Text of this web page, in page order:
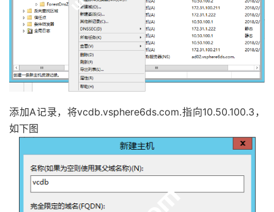
添加A记录，将vcdb.vsphere6ds.com.指向10.50.100.3，
如下图